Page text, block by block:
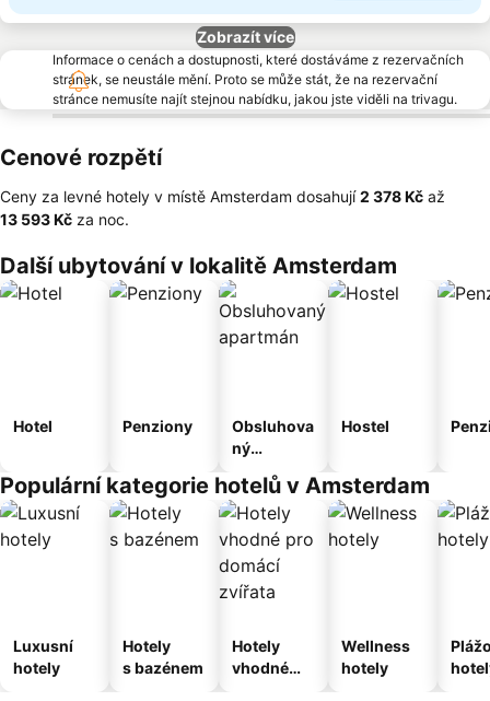
Zobrazít více
Informace o cenách a dostupnosti, které dostáváme z rezervačních
stránek, se neustále mění. Proto se může stát, že na rezervační
stránce nemusíte najít stejnou nabídku, jakou jste viděli na trivagu.
Cenové rozpětí
Ceny za levné hotely v místě Amsterdam dosahují‎2 378 Kč až
‎13 593 Kč za noc.
Další ubytování v lokalitě Amsterdam
Hotel Penziony
Obsluhova
ný
Hostel
Populární kategorie hotelů v Amsterdam
Luxusní
hotely
Hotely
s bazénem
Hotely
vhodné
Wellness
hotely